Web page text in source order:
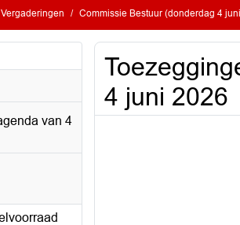
Vergaderingen Commissie Bestuur (donderdag 4
van 4
4 juni 2026